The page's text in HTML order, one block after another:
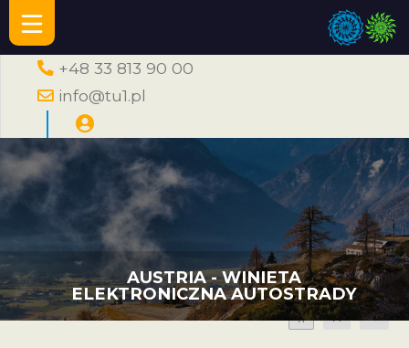
+48 33 813 90 00
info@tu1.pl
AUSTRIA - WINIETA
ELEKTRONICZNA AUTOSTRADY
A A A